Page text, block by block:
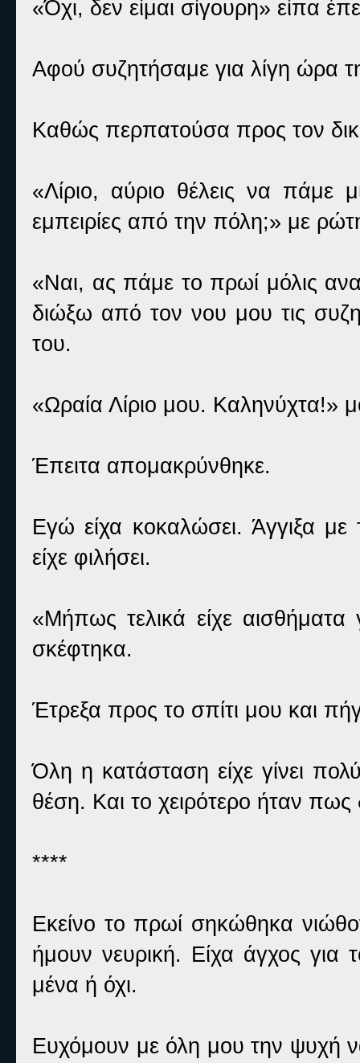
«Όχι, δεν είμαι σίγουρη» είπα
Αφού συζητήσαμε για λίγη ώρα
Καθώς περπατούσα προς τον
«Λίριο, αύριο θέλεις να
εμπειρίες από την πόλη;» με
«Ναι, ας πάμε το πρωί μόλις
διώξω από τον νου μου τις
του.
«Ωραία Λίριο μου. Καληνύχτα!»
Έπειτα απομακρύνθηκε.
Εγώ είχα κοκαλώσει. Άγγιξα
είχε φιλήσει.
«Μήπως τελικά είχε
σκέφτηκα.
Έτρεξα προς το σπίτι μου και
Όλη η κατάσταση είχε γίνει
θέση. Και το χειρότερο ήταν
****
Εκείνο το πρωί σηκώθηκα
ήμουν νευρική. Είχα άγχος για
μένα ή όχι.
Ευχόμουν με όλη μου την ψυχή